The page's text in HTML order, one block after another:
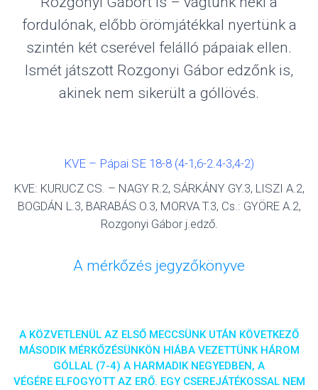
fordulónak, előbb örömjátékkal nyertünk a
szintén két cserével felálló pápaiak ellen.
Ismét játszott Rozgonyi Gábor edzőnk is,
akinek nem sikerült a góllövés.
KVE – Pápai SE 18-8 (4-1,6-2.4-3,4-2)
KVE: KURUCZ CS. – NAGY R.2, SÁRKÁNY GY.3, LISZI A.2,
BOGDÁN L.3, BARABÁS O.3, MORVA T.3, Cs.: GYÖRE A.2,
Rozgonyi Gábor j.edző.
A mérkőzés jegyzőkönyve
A KÖZVETLENÜL AZ ELSŐ MECCSÜNK UTÁN KÖVETKEZŐ
MÁSODIK MÉRKŐZÉSÜNKÖN HIÁBA VEZETTÜNK HÁROM
GÓLLAL (7-4) A HARMADIK NEGYEDBEN, A
VÉGÉRE ELFOGYOTT AZ ERŐ. EGY CSEREJÁTÉKOSSAL NEM